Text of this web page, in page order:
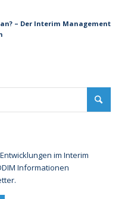
– Der Interim Management
im Interim
Informationen